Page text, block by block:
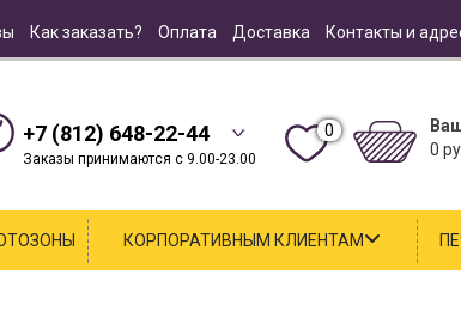
Как заказать? Оплата Доставка Контакты и
+7 (812) 648-22-44
Заказы принимаются с 9.00-23.00
0
0
КОРПОРАТИВНЫМ КЛИЕНТАМ